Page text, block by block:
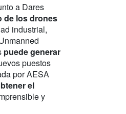
a Dares
de los drones
industrial,
puede generar
puestos
por AESA
el
y